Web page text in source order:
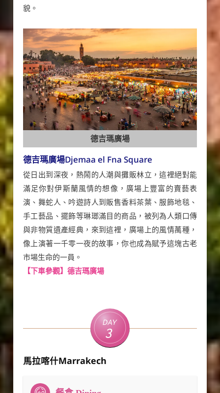
貌。
德吉瑪廣場
德吉瑪廣場Djemaa el Fna Square
從日出到深夜，熱鬧的人潮與攤販林立，這裡絕對能
滿足你對伊斯蘭風情的想像，廣場上豐富的賣藝表
演、舞蛇人、吟遊詩人到販售香料茶葉、服飾地毯、
手工藝品、擺飾等琳瑯滿目的商品，被列為人類口傳
與非物質遺產經典，來到這裡，廣場上的風情萬種，
像上演著一千零一夜的故事，你也成為賦予這塊古老
市場生命的一員。
【下車參觀】德吉瑪廣場
Day
3
馬拉喀什Marrakech